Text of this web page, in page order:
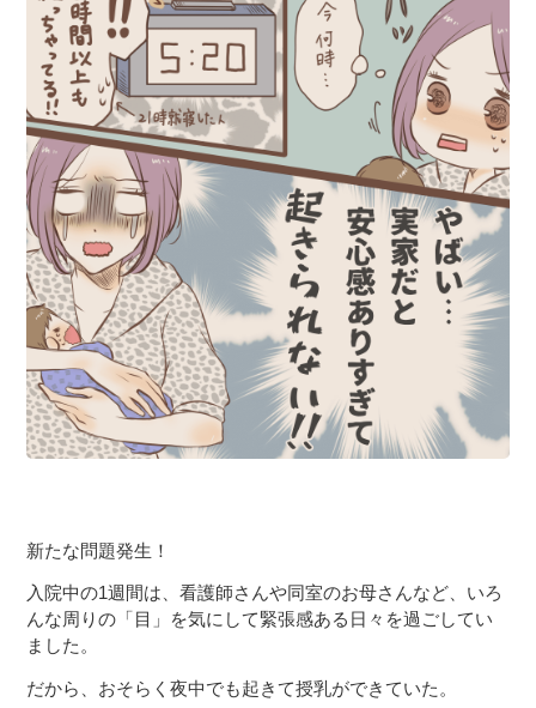
新たな問題発生！
入院中の1週間は、看護師さんや同室のお母さんなど、いろ
んな周りの「目」を気にして緊張感ある日々を過ごしてい
ました。
だから、おそらく夜中でも起きて授乳ができていた。